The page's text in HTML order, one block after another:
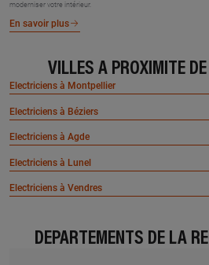
moderniser votre intérieur.
En savoir plus
VILLES À PROXIMITÉ
Electriciens à Montpellier
Electriciens à Béziers
Electriciens à Agde
Electriciens à Lunel
Electriciens à Vendres
DÉPARTEMENTS DE LA